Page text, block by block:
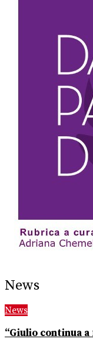
News
News
“Giulio continua